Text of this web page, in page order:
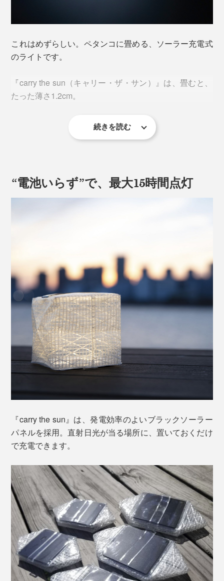
これはめずらしい。ペタンコに畳める、ソーラー充電式
のライトです。
『carry the sun（キャリー・ザ・サン）』は、畳むと、
たった薄さ1.2cm。
使い方はカンタン。上下のベルトをひっぱるだけで、本
収納時は、上から軽く押さえるだけ。側面の穴から空気
が抜けて、一瞬でコンパクトに畳めます。
畳んだままでも点灯できます。
手のひらサイズのペタンコに畳めて、わずか57gの軽
さ。バックパックや服のポケットに入れてもかさばら
ず、カラビナを使えばバックパックやテントに安全にひ
っかけられます。
続きを読む
“電池いらず”で、最大15時間点灯
『carry the sun』は、発電効率のよいブラックソーラー
パネルを採用。直射日光が当る場所に、置いておくだけ
で充電できます。